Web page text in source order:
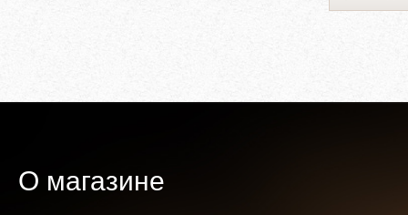
О магазине